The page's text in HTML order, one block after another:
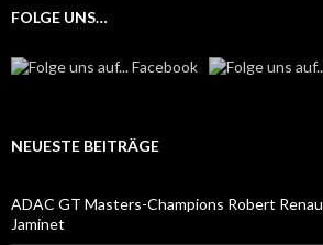
FOLGE UNS…
NEUESTE BEITRÄGE
ADAC GT Masters-Champions Robert
Jaminet